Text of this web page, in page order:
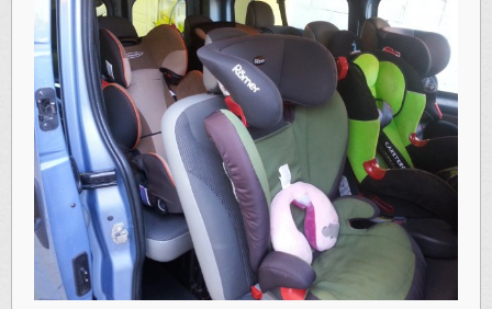
Ajánlatkérés
ÁSZF
Elérhetőség